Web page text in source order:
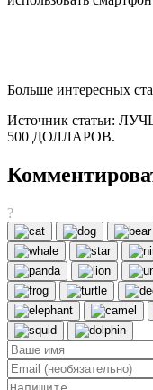
Больше интересных
Источник статьи:
500 ДОЛЛАРОВ.
?